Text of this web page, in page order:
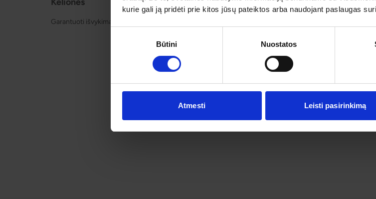
kurie gali ją pridėti prie kitos jūsų pateiktos arba naudojant paslaugas
Būtini Nuostatos
Atmesti Leisti pasirinkimą
Garantuoti išvykimai
Vienos
Pinigų